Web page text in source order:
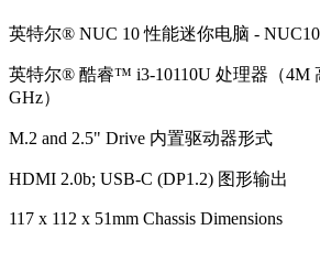
英特尔® NUC 10 性能迷你电脑 -
英特尔® 酷睿™ i3-10110U 处理器（4M
GHz）
M.2 and 2.5" Drive 内置驱动器形式
HDMI 2.0b; USB-C (DP1.2) 图形输出
117 x 112 x 51mm Chassis Dimensions